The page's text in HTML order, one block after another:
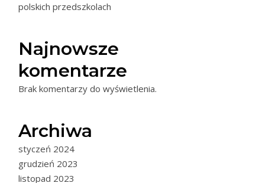
polskich przedszkolach
Najnowsze
komentarze
Brak komentarzy do wyświetlenia.
Archiwa
styczeń 2024
grudzień 2023
listopad 2023